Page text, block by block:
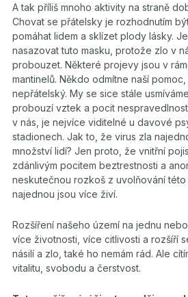
A tak příliš mnoho aktivity na straně
Chovat se přátelsky je rozhodnutím
pomáhat lidem a sklízet plody lásky.
nasazovat tuto masku, protože zlo v
probouzet. Některé projevy jsou v
mantinelů. Někdo odmítne naší
nepřátelský. My se sice stále
probouzí vztek a pocit
v nás, je nejvíce viditelné u davové
stadionech. Jak to, že virus zla
množství lidí? Jen proto, že vnitřní
zdánlivým pocitem beztrestnosti a
neskutečnou rozkoš z uvolňování
najednou jsou více živí.
Rozšíření našeho území na jednu
více životnosti, více citlivosti a rozšíří
násilí a zlo, také ho nemám rád. Ale
vitalitu, svobodu a čerstvost.